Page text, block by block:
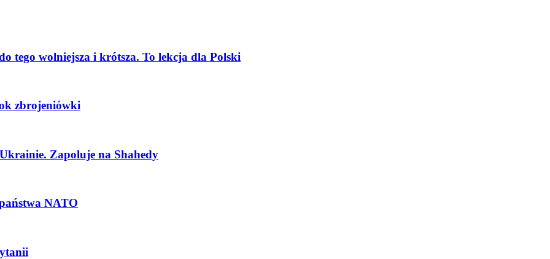
tego wolniejsza i krótsza. To lekcja dla Polski
zbrojeniówki
Zapoluje na Shahedy
NATO